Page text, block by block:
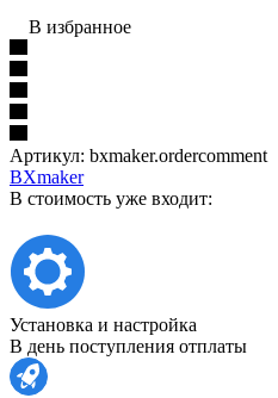
В избранное
Артикул: bxmaker.ordercomment
BXmaker
В стоимость уже входит:
Установка и настройка
В день поступления отплаты